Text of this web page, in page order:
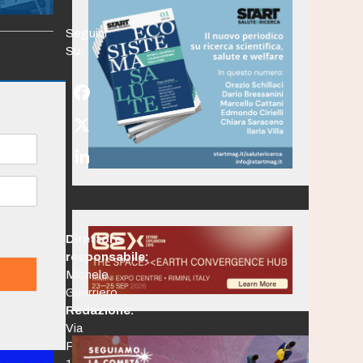
Seguici
Su:
Facebook
Twitter
(deprecated)
LinkedIn
Direttore
responsabile:
Michele
Guerriero
Redazione:
Via
Po,